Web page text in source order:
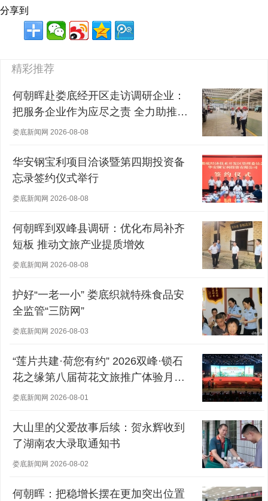
分享到
精彩推荐
何朝晖赴娄底经开区走访调研企业：
把服务企业作为应尽之责 全力助推经
营主体稳健发展
娄底新闻网 2026-08-08
华安钢宝利项目洽谈暨第四期投资备
忘录签约仪式举行
娄底新闻网 2026-08-08
何朝晖到双峰县调研：优化布局补齐
短板 推动文旅产业提质增效
娄底新闻网 2026-08-08
护好“一老一小” 娄底织就特殊食品安
全监管“三防网”
娄底新闻网 2026-08-03
“莲片共建·荷您有约” 2026双峰·锁石
花之缘第八届荷花文旅推广体验月盛
大开幕
娄底新闻网 2026-08-01
大山里的父爱故事后续：贺永辉收到
了湖南农大录取通知书
娄底新闻网 2026-08-02
何朝晖：把稳增长摆在更加突出位置